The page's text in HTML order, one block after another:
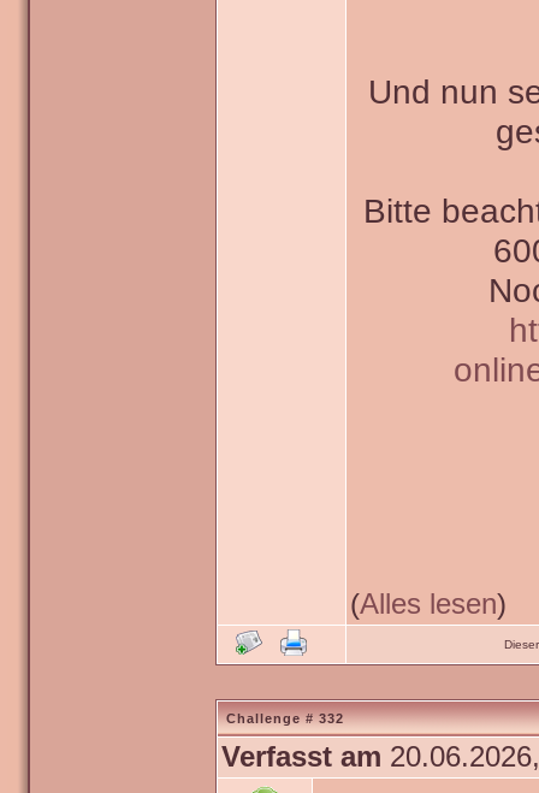
Und nun
Bitte
(Alles lesen)
Challenge # 332
Verfasst am